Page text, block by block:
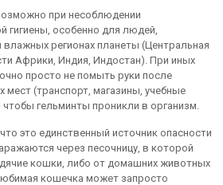
при несоблюдении
гигиены, особенно для людей,
регионах планеты (Центральная
Африки, Индия, Индостан). При иных
просто не помыть руки после
(транспорт, магазины, учебные
чтобы гельминты проникли в организм.
это единственный источник опасности
через песочницу, в которой
кошки, либо от домашних животных
кошечка может запросто